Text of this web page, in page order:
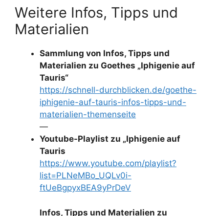
Weitere Infos, Tipps und
Materialien
Sammlung von Infos, Tipps und
Materialien zu Goethes „Iphigenie auf
Tauris“
https://schnell-durchblicken.de/goethe-
iphigenie-auf-tauris-infos-tipps-und-
materialien-themenseite
—
Youtube-Playlist zu „Iphigenie auf
Tauris
https://www.youtube.com/playlist?
list=PLNeMBo_UQLv0i-
ftUeBgpyxBEA9yPrDeV
Infos, Tipps und Materialien zu